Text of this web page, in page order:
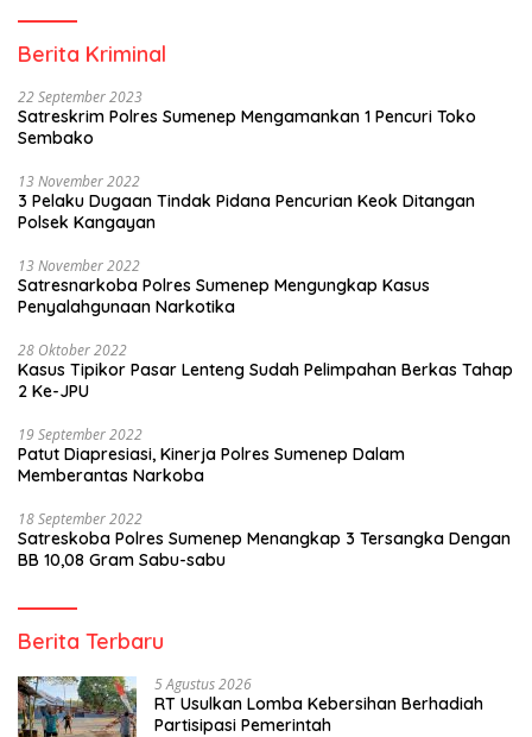
Berita Kriminal
22 September 2023
Satreskrim Polres Sumenep Mengamankan 1 Pencuri Toko
Sembako
13 November 2022
3 Pelaku Dugaan Tindak Pidana Pencurian Keok Ditangan
Polsek Kangayan
13 November 2022
Satresnarkoba Polres Sumenep Mengungkap Kasus
Penyalahgunaan Narkotika
28 Oktober 2022
Kasus Tipikor Pasar Lenteng Sudah Pelimpahan Berkas Tahap
2 Ke-JPU
19 September 2022
Patut Diapresiasi, Kinerja Polres Sumenep Dalam
Memberantas Narkoba
18 September 2022
Satreskoba Polres Sumenep Menangkap 3 Tersangka Dengan
BB 10,08 Gram Sabu-sabu
Berita Terbaru
5 Agustus 2026
RT Usulkan Lomba Kebersihan Berhadiah
Partisipasi Pemerintah